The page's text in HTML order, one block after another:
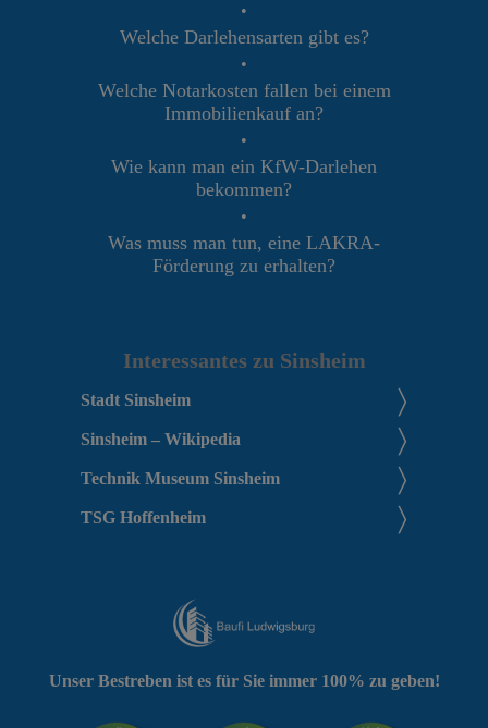
•
Welche Darlehensarten gibt es?
•
Welche Notarkosten fallen bei einem
Immobilienkauf an?
•
Wie kann man ein KfW-Darlehen
bekommen?
•
Was muss man tun, eine LAKRA-
Förderung zu erhalten?
Interessantes zu Sinsheim
Stadt Sinsheim
Sinsheim – Wikipedia
Technik Museum Sinsheim
TSG Hoffenheim
Unser Bestreben ist es für Sie immer 100% zu geben!